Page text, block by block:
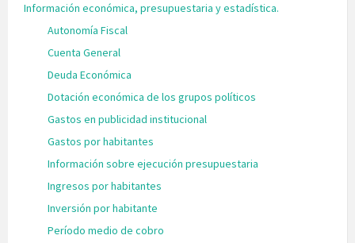
Información económica, presupuestaria y estadística.
Autonomía Fiscal
Cuenta General
Deuda Económica
Dotación económica de los grupos políticos
Gastos en publicidad institucional
Gastos por habitantes
Información sobre ejecución presupuestaria
Ingresos por habitantes
Inversión por habitante
Período medio de cobro